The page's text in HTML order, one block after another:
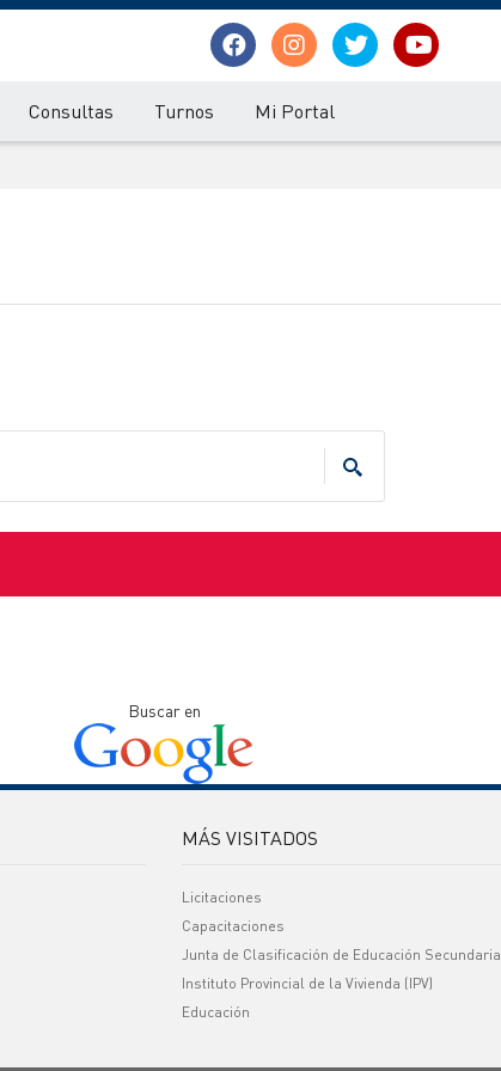
Consultas Turnos Mi Portal
Buscar en
MÁS VISITADOS
Licitaciones
Capacitaciones
Junta de Clasificación de Educación Secundaria
Instituto Provincial de la Vivienda (IPV)
Educación